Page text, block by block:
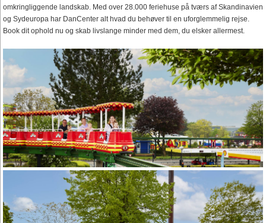
omkringliggende landskab. Med over 28.000 feriehuse på tværs af Skandinavien
og Sydeuropa har DanCenter alt hvad du behøver til en uforglemmelig rejse.
Book dit ophold nu og skab livslange minder med dem, du elsker allermest.